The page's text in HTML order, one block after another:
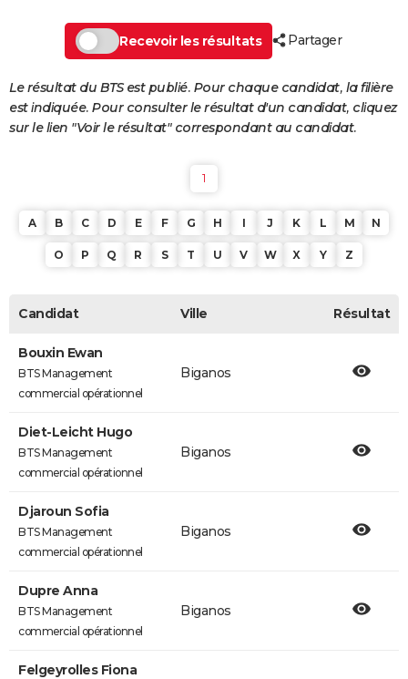
Se connecter
Entreprises
Service militaire
Avis de recherche
AVIS DE DÉCÈS
FORUM
Bricolage
Lifestyle
Culture
Sport
Auto
Television
Voyage
Cinema
Recevoir les résultats Partager
Le résultat du BTS est publié. Pour chaque candidat, la filière
est indiquée. Pour consulter le résultat d'un candidat, cliquez
sur le lien "Voir le résultat" correspondant au candidat.
1
A B C D E F G H I J K L M N
O P Q R S T U V W X Y Z
Candidat Ville Résultat
Bouxin Ewan
BTS Management
commercial opérationnel
Biganos
Diet-Leicht Hugo
BTS Management
commercial opérationnel
Biganos
Djaroun Sofia
BTS Management
commercial opérationnel
Biganos
Dupre Anna
BTS Management
commercial opérationnel
Biganos
Felgeyrolles Fiona